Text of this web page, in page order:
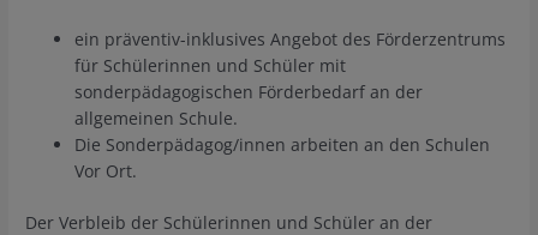
ein präventiv-inklusives Angebot des Förderzentrums
für Schülerinnen und Schüler mit
sonderpädagogischen Förderbedarf an der
allgemeinen Schule.
Die Sonderpädagog/innen arbeiten an den Schulen
Vor Ort.
Der Verbleib der Schülerinnen und Schüler an der